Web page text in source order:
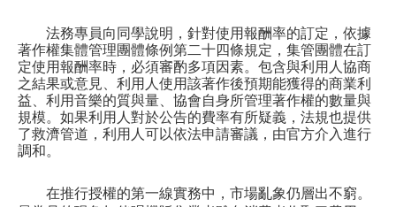
法務專員向同學說明，針對使用報酬率的訂定，依據
著作權集體管理團體條例第二十四條規定，集管團體在訂
定使用報酬率時，必須審酌多項因素。包含與利用人協商
之結果或意見、利用人使用該著作後預期能獲得的商業利
益、利用音樂的質與量、協會自身所管理著作權的數量與
規模。如果利用人對於公告的費率有所疑義，法規也提供
了救濟管道，利用人可以依法申請審議，由官方介入進行
調和。
在推行授權的第一線實務中，市場亂象仍層出不窮。